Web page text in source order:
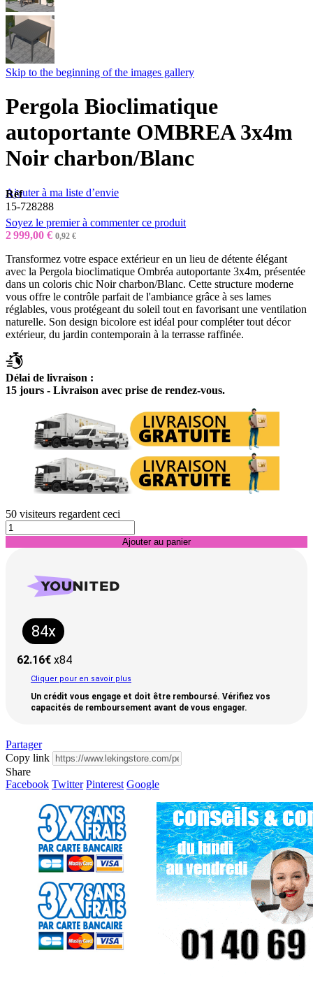
Skip to the beginning of the images gallery
Pergola Bioclimatique
autoportante OMBREA 3x4m
Noir charbon/Blanc
Ajouter à ma liste d’envie
Réf
15-728288
Soyez le premier à commenter ce produit
2 999,00 € 0,92 €
Transformez votre espace extérieur en un lieu de détente élégant
avec la Pergola bioclimatique Ombréa autoportante 3x4m, présentée
dans un coloris chic Noir charbon/Blanc. Cette structure moderne
vous offre le contrôle parfait de l'ambiance grâce à ses lames
réglables, vous protégeant du soleil tout en favorisant une ventilation
naturelle. Son design bicolore est idéal pour compléter tout décor
extérieur, du jardin contemporain à la terrasse raffinée.
Délai de livraison :
15 jours - Livraison avec prise de rendez-vous.
50 visiteurs regardent ceci
Ajouter au panier
84x
62.16€ x84
Cliquer pour en savoir plus
Un crédit vous engage et doit être remboursé. Vérifiez vos
capacités de remboursement avant de vous engager.
Partager
Copy link
Share
Facebook Twitter Pinterest Google